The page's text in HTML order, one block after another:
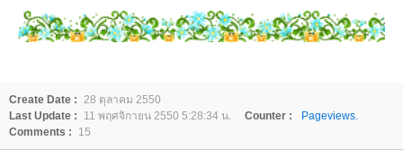
Create Date : 28 ตุลาคม 2550
Last Update :
11 พฤศจิกายน 2550 5:28:34 น. Counter :
Pageviews.
Comments :
15